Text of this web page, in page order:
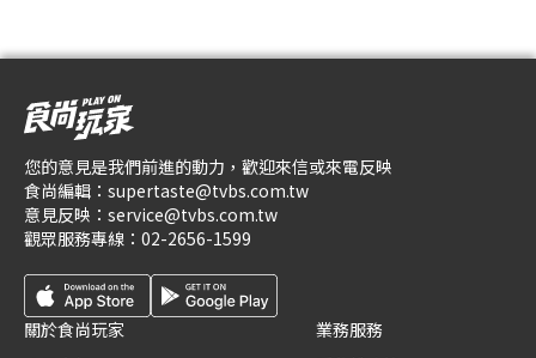
您的意見是我們前進的動力，歡迎來信或來電反映
食尚編輯： supertaste@tvbs.com.tw
意見反映： service@tvbs.com.tw
觀眾服務專線： 02-2656-1599
關於食尚玩家
業務服務